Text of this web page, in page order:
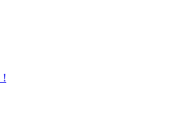
!